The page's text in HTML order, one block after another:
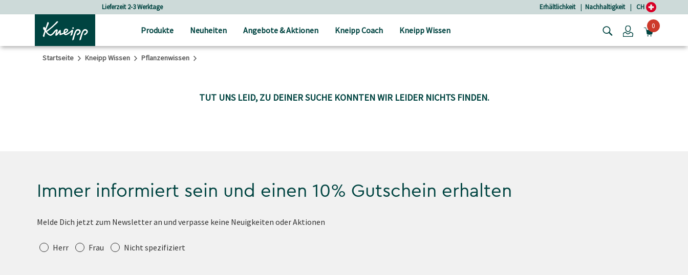
Lieferzeit 2-3 Werktage Erhältlichkeit | Nachhaltigkeit | CH
Produkte Neuheiten Angebote & Aktionen Kneipp Coach Kneipp Wissen Login0
Startseite Kneipp Wissen Pflanzenwissen
TUT UNS LEID, ZU DEINER SUCHE KONNTEN WIR LEIDER NICHTS FINDEN.
Immer informiert sein und einen 10% Gutschein erhalten
Melde Dich jetzt zum Newsletter an und verpasse keine Neuigkeiten oder Aktionen
Anrede
Herr Frau Nicht spezifiziert